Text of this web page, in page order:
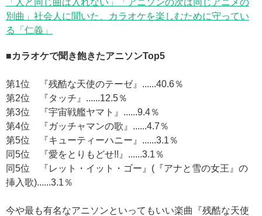
別曲」社会人に聞いた、カラオケを楽しむために守ってい
る「仁義」
■カラオケで聞き飽きたアニソンTop5
第1位 『残酷な天使のテーゼ』......40.6％
第2位 『タッチ』......12.5％
第3位 『宇宙戦艦ヤマト』......9.4％
第4位 『ガッチャマンの歌』......4.7％
第5位 『キューティーハニー』......3.1％
同5位 『愛をとりもどせ!!』......3.1％
同5位 『レット・イット・ゴー』(『アナと雪の女王』の
挿入歌)......3.1％
今や最も有名なアニソンといってもいい楽曲『残酷な天使